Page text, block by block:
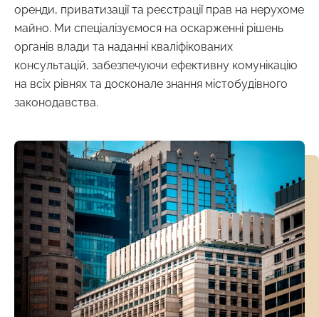
оренди, приватизації та реєстрації прав на нерухоме
майно. Ми спеціалізуємося на оскарженні рішень
органів влади та наданні кваліфікованих
консультацій, забезпечуючи ефективну комунікацію
на всіх рівнях та досконале знання містобудівного
законодавства.